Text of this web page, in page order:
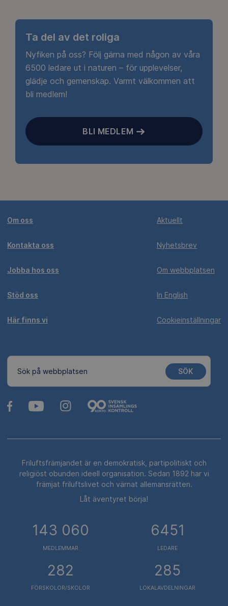
Ta del av det roliga
Nyfiken på oss? Följ gärna med någon av våra
6500 ledare ut i naturen – för upplevelser,
glädje och gemenskap. Varmt välkommen att
bli medlem!
BLI MEDLEM
Om oss
Kontakta oss
Jobba hos oss
Stöd oss
Här finns vi
Aktuellt
Nyhetsbrev
Om webbplatsen
In English
Cookieinställningar
Sök på webbplatsen SÖK
Friluftsfrämjandet är en demokratisk, partipolitiskt och
religiöst obunden ideell organisation. Sedan 1892 har vi
främjat friluftslivet och värnat allemansrätten.
Låt äventyret börja!
143 060
MEDLEMMAR
6451
LEDARE
282
FÖRSKOLOR/SKOLOR
285
LOKALAVDELNINGAR